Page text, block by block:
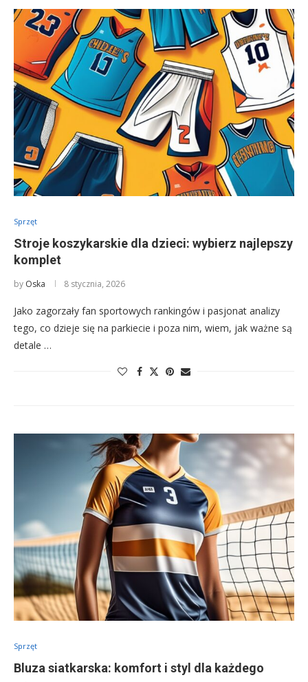
Sprzęt
Stroje koszykarskie dla dzieci: wybierz najlepszy
komplet
by Oska 8 stycznia, 2026
Jako zagorzały fan sportowych rankingów i pasjonat analizy
tego, co dzieje się na parkiecie i poza nim, wiem, jak ważne są
detale …
Sprzęt
Bluza siatkarska: komfort i styl dla każdego